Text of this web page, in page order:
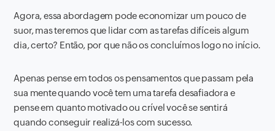
Agora, essa abordagem pode economizar um pouco de
suor, mas teremos que lidar com as tarefas difíceis algum
dia, certo? Então, por que não os concluímos logo no início.
Apenas pense em todos os pensamentos que passam pela
sua mente quando você tem uma tarefa desafiadora e
pense em quanto motivado ou crível você se sentirá
quando conseguir realizá-los com sucesso.